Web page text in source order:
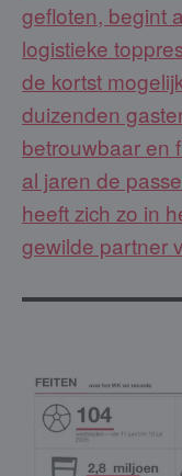
gefloten, begint
logistieke
de kortst
duizenden
betrouwbaar en
al jaren de
heeft zich zo in
gewilde partner